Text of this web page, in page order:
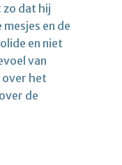
zo dat hij
en de
en niet
van
het
de